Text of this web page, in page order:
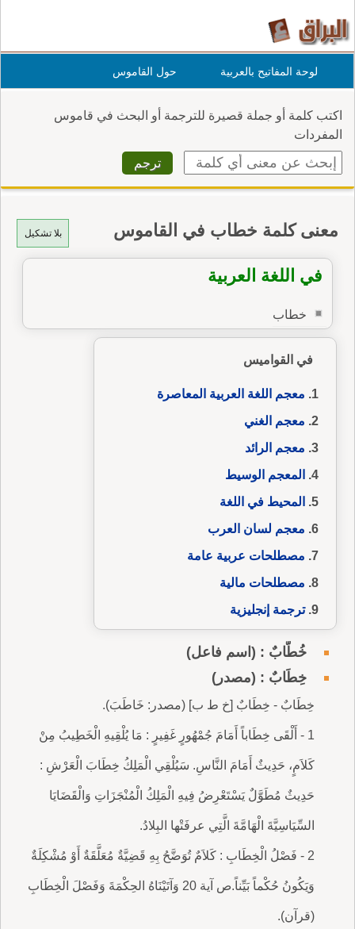
لوحة المفاتيح بالعربية حول القاموس
اكتب كلمة أو جملة قصيرة للترجمة أو البحث في قاموس
المفردات
بلا تشكيل معنى كلمة خطاب في القاموس
في اللغة العربية
خطاب
في القواميس
معجم اللغة العربية المعاصرة
معجم الغني
معجم الرائد
المعجم الوسيط
المحيط في اللغة
معجم لسان العرب
مصطلحات عربية عامة
مصطلحات مالية
ترجمة إنجليزية
خُطَّابٌ : (اسم فاعل)
خِطَابٌ : (مصدر)
خِطَابٌ - خِطَابٌ [خ ط ب] (مصدر: خَاطَبَ).
1 - أَلْقَى خِطَاباً أَمَامَ جُمْهُورٍ غَفِيرٍ : مَا يُلْقِيهِ الْخَطِيبُ مِنْ
كَلاَمٍ، حَدِيثٌ أَمَامَ النَّاسِ. سَيُلْقِي الْمَلِكُ خِطَابَ الْعَرْشِ :
حَدِيثٌ مُطَوَّلٌ يَسْتَعْرِضُ فِيهِ الْمَلِكُ الْمُنْجَزَاتِ وَالْقَضَايَا
السِّيَاسِيَّةَ الْهَامَّةَ الَّتِي عرفَتْها البِلادُ.
2 - فَصْلُ الْخِطَابِ : كَلاَمٌ تُوَضَّحُ بِهِ قَضِيَّةٌ مُعَلَّقَةٌ أَوْ مُشْكِلَةٌ
وَيَكُونُ حُكْماً بَيِّناً.ص آية 20 وَآتَيْنَاهُ الحِكْمَةَ وَفَصْلَ الْخِطَابِ
(قرآن).